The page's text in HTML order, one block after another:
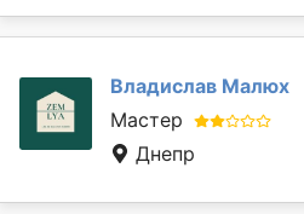
Владислав Малюх
Мастер
Днепр